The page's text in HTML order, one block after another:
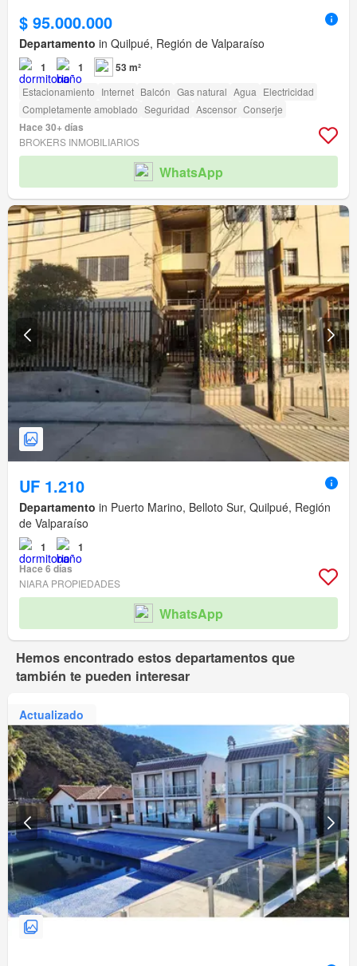
$ 95.000.000
Departamento in Quilpué, Región de Valparaíso
1 1 53 m²
Estacionamiento Internet Balcón Gas natural Agua Electricidad
Completamente amoblado Seguridad Ascensor Conserje
Hace 30+ días
BROKERS INMOBILIARIOS
WhatsApp
UF 1.210
Departamento in Puerto Marino, Belloto Sur, Quilpué, Región
de Valparaíso
1
1
Hace 6 días
NIARA PROPIEDADES
WhatsApp
Hemos encontrado estos departamentos que
también te pueden interesar
Actualizado